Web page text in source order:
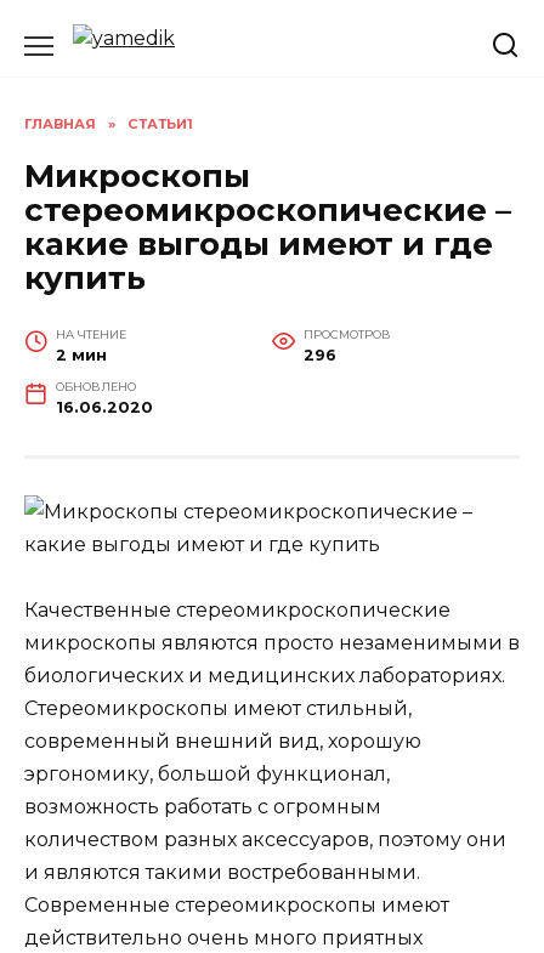
ГЛАВНАЯ » СТАТЬИ1
Микроскопы
стереомикроскопические –
какие выгоды имеют и где
купить
НА ЧТЕНИЕ
2 мин
ПРОСМОТРОВ
296
ОБНОВЛЕНО
16.06.2020
Качественные стереомикроскопические
микроскопы являются просто незаменимыми в
биологических и медицинских лабораториях.
Стереомикроскопы имеют стильный,
современный внешний вид, хорошую
эргономику, большой функционал,
возможность работать с огромным
количеством разных аксессуаров, поэтому они
и являются такими востребованными.
Современные стереомикроскопы имеют
действительно очень много приятных